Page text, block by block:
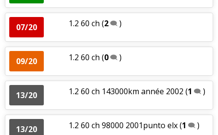
07/20 1.2 60 ch (2 )
09/20 1.2 60 ch (0 )
13/20 1.2 60 ch 143000km année 2002 (1 )
13/20 1.2 60 ch 98000 2001punto elx(1 )